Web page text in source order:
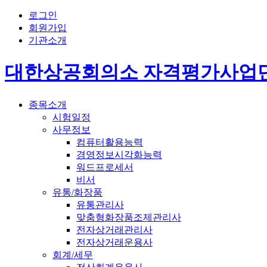
로그인
회원가입
기관소개
대한상공회의소 자격평가사업
종목소개
시험일정
사무정보
컴퓨터활용능력
경영정보시각화능력
워드프로세서
비서
유통/화장품
유통관리사
맞춤형화장품조제관리사
전자상거래관리사
전자상거래운용사
회계/세무